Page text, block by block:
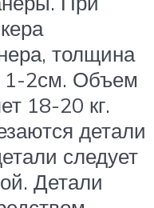
толщина
1-2см. Объем
18-20 кг.
детали
следует
Детали